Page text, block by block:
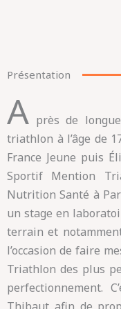
Présentation
A près de
triathlon à l’âge de
France Jeune puis
Sportif Mention
Nutrition Santé à
un stage en
terrain et
l’occasion de faire
Triathlon des plus
perfectionnement.